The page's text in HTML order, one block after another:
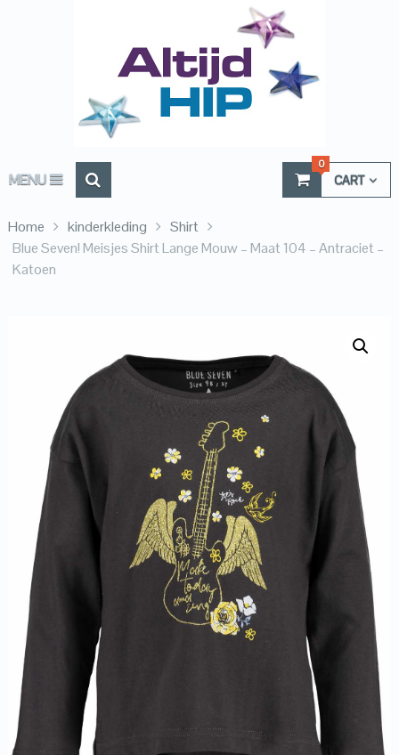
MENU CART
0
Home kinderkleding
Shirt
Blue Seven! Meisjes Shirt Lange Mouw – Maat 104 – Antraciet –
Katoen